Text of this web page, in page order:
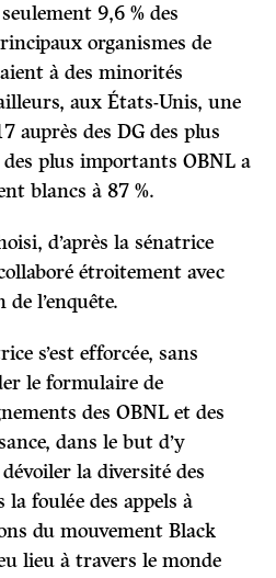
9,6 % des
organismes de
à des minorités
aux États-Unis, une
auprès des DG des plus
plus importants OBNL a
blancs à 87 %.
d’après la sénatrice
étroitement avec
l’enquête.
s’est efforcée, sans
le formulaire de
des OBNL et des
dans le but d’y
la diversité des
foulée des appels à
du mouvement Black
lieu à travers le monde